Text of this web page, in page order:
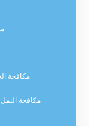
مكافحة
مكافحة النمل